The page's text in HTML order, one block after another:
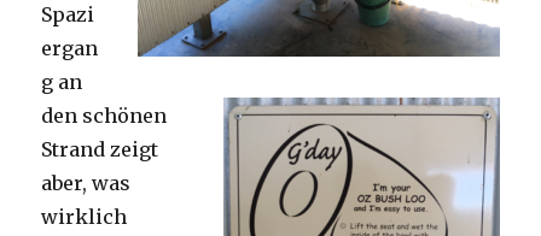
Spazi
ergan
g an
den schönen
Strand zeigt
aber, was
wirklich